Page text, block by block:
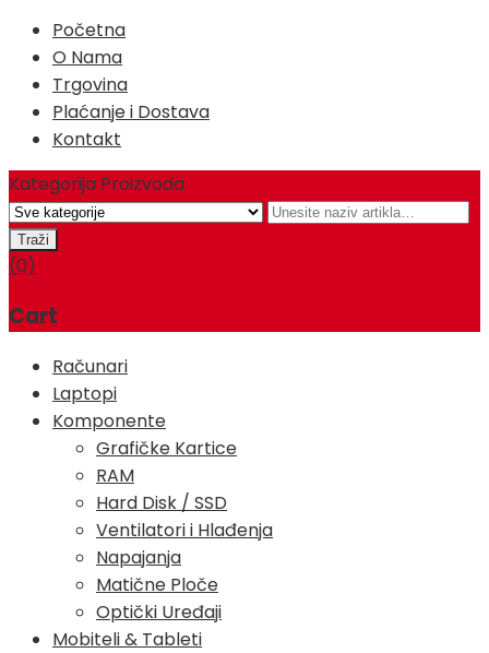
Početna
O Nama
Trgovina
Plaćanje i Dostava
Kontakt
Kategorija Proizvoda
(0)
Cart
Računari
Laptopi
Komponente
Grafičke Kartice
RAM
Hard Disk / SSD
Ventilatori i Hlađenja
Napajanja
Matične Ploče
Optički Uređaji
Mobiteli & Tableti